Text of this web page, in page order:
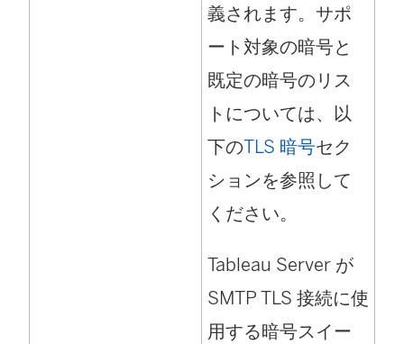
義されます。サポ
ート対象の暗号と
既定の暗号のリス
トについては、以
下のTLS 暗号セク
ションを参照して
ください。
Tableau Server が
SMTP TLS 接続に使
用する暗号スイー